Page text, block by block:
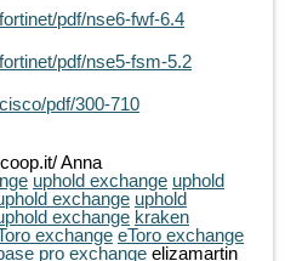
pdf/nse6-fwf-6.4
pdf/nse5-fsm-5.2
pdf/300-710
Anna
uphold exchange uphold
exchange uphold
exchange kraken
exchange eToro exchange
pro exchange elizamartin